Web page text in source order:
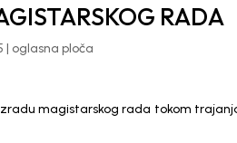
RADA
| oglasna ploča
magistarskog rada tokom